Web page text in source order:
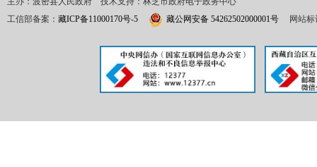
工信部备案： 藏ICP备11000170号-5 藏公网安备 54262502000001号 网站标